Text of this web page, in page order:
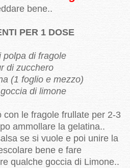
bene..
PER 1 DOSE
polpa di fragole
di zucchero
(1 foglio e mezzo)
di limone
con le fragole frullate per 2-3
ammollare la gelatina..
se si vuole e poi unire la
bene e fare
qualche goccia di Limone..